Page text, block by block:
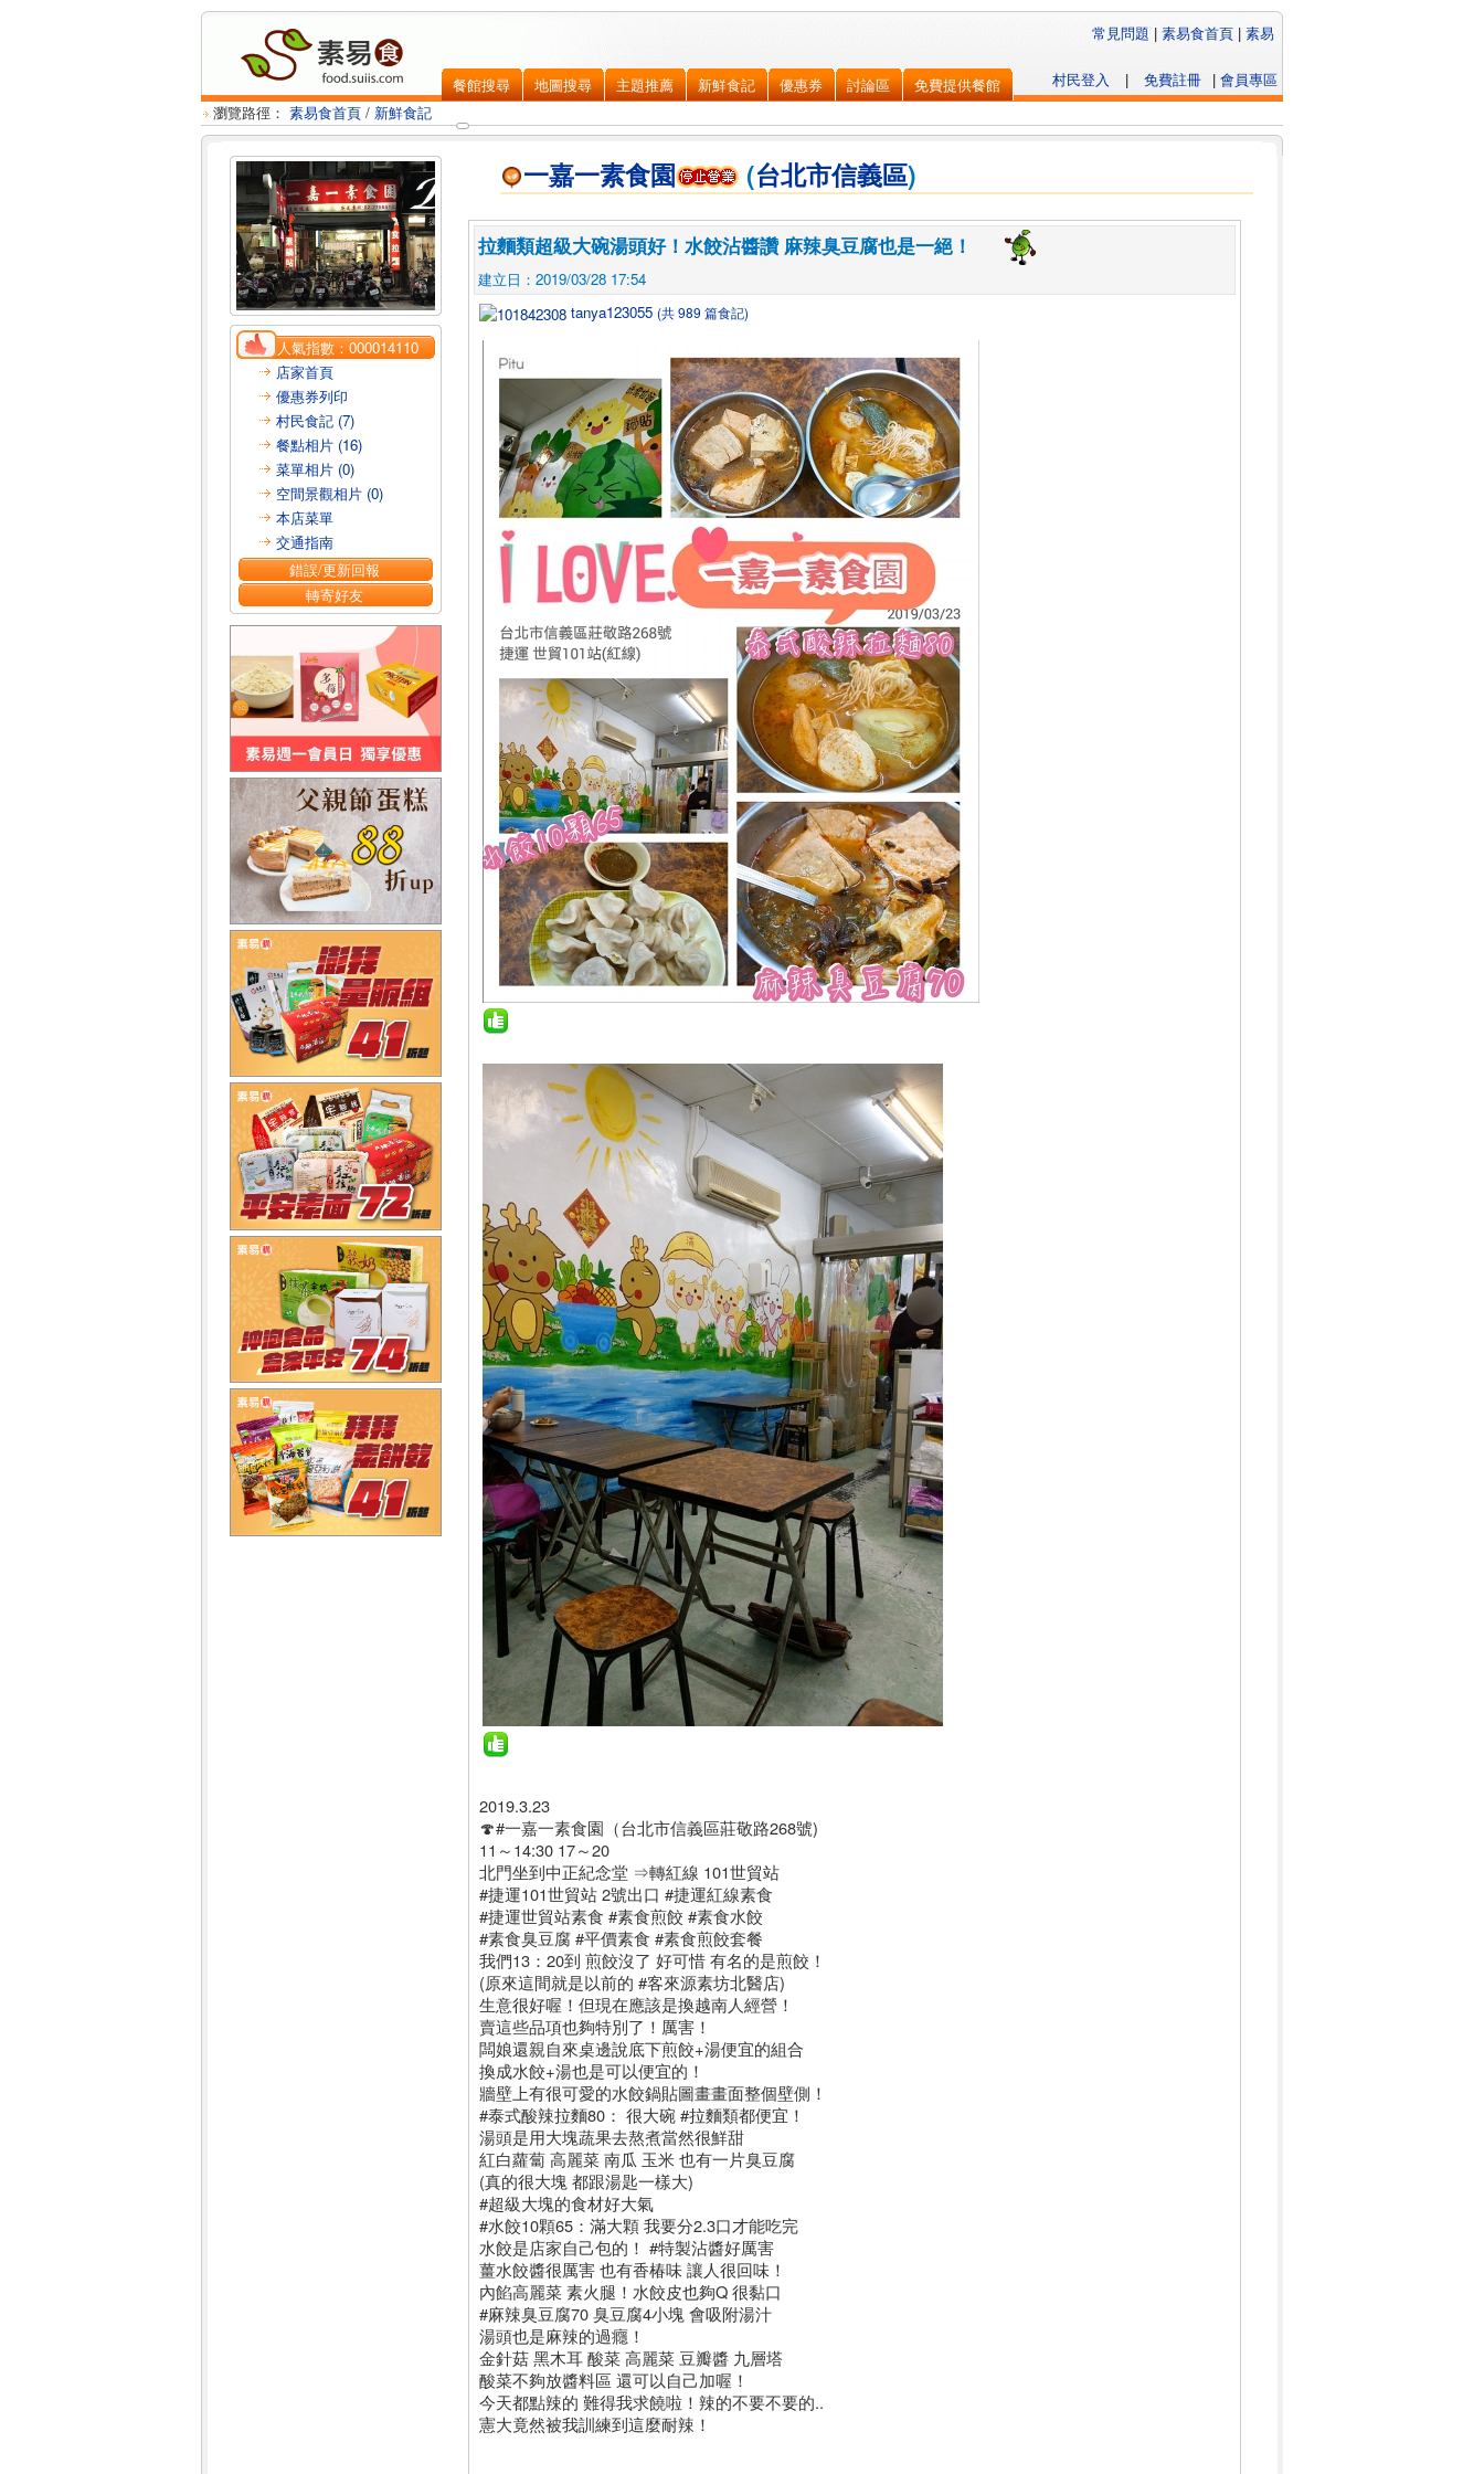
餐館搜尋 地圖搜尋 主題推薦 新鮮食記 優惠券 討論區 免費提供餐館 | 會員專區
免費註冊
|
村民登入
常見問題 | 素易食首頁 | 素易
瀏覽路徑： 素易食首頁 / 新鮮食記
人氣指數：000014110
店家首頁
優惠券列印
村民食記 (7)
餐點相片 (16)
菜單相片 (0)
空間景觀相片 (0)
本店菜單
交通指南
錯誤/更新回報
轉寄好友
一嘉一素食園 (台北市信義區)
拉麵類超級大碗湯頭好！水餃沾醬讚 麻辣臭豆腐也是一絕！
建立日：2019/03/28 17:54
tanya123055 (共 989 篇食記)
2019.3.23
🍄#一嘉一素食園（台北市信義區莊敬路268號)
11～14:30 17～20
北門坐到中正紀念堂 ⇒轉紅線 101世貿站
#捷運101世貿站 2號出口 #捷運紅線素食
#捷運世貿站素食 #素食煎餃 #素食水餃
#素食臭豆腐 #平價素食 #素食煎餃套餐
我們13：20到 煎餃沒了 好可惜 有名的是煎餃！
(原來這間就是以前的 #客來源素坊北醫店)
生意很好喔！但現在應該是換越南人經營！
賣這些品項也夠特別了！厲害！
闆娘還親自來桌邊說底下煎餃+湯便宜的組合
換成水餃+湯也是可以便宜的！
牆壁上有很可愛的水餃鍋貼圖畫畫面整個壁側！
#泰式酸辣拉麵80： 很大碗 #拉麵類都便宜！
湯頭是用大塊蔬果去熬煮當然很鮮甜
紅白蘿蔔 高麗菜 南瓜 玉米 也有一片臭豆腐
(真的很大塊 都跟湯匙一樣大)
#超級大塊的食材好大氣
#水餃10顆65：滿大顆 我要分2.3口才能吃完
水餃是店家自己包的！ #特製沾醬好厲害
薑水餃醬很厲害 也有香椿味 讓人很回味！
內餡高麗菜 素火腿！水餃皮也夠Q 很黏口
#麻辣臭豆腐70 臭豆腐4小塊 會吸附湯汁
湯頭也是麻辣的過癮！
金針菇 黑木耳 酸菜 高麗菜 豆瓣醬 九層塔
酸菜不夠放醬料區 還可以自己加喔！
今天都點辣的 難得我求饒啦！辣的不要不要的..
憲大竟然被我訓練到這麼耐辣！